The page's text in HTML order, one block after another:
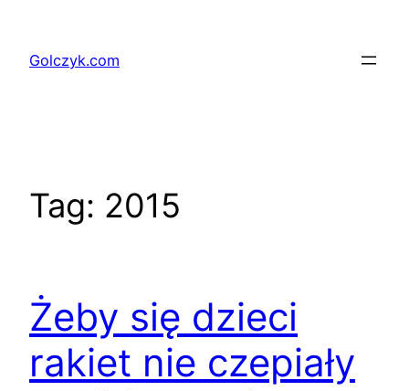
treściGolczyk.com
Tag: 2015
Żeby się dzieci
rakiet nie czepiały